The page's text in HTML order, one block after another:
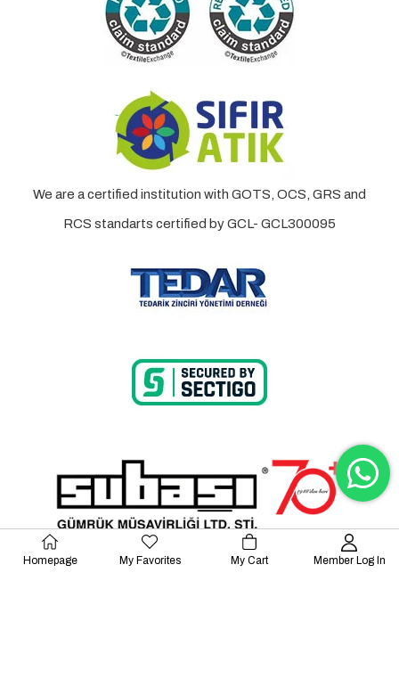
We are a certified institution with GOTS, OCS, GRS and
RCS standarts certified by GCL- GCL300095
Homepage My Favorites My Cart Member Log In